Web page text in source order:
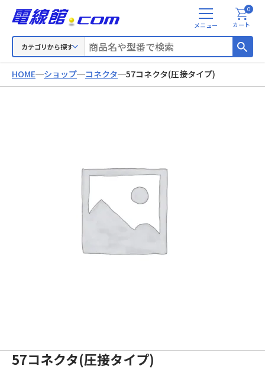
カテゴリから探す
メ
ニ
カート
0
HOME ショップ コネクタ 57コネクタ(圧接タイプ)
57コネクタ(圧接タイプ)